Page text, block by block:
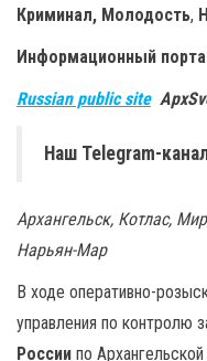
Криминал, Молодость,
Информационный
Russian public site
Наш Telegram-
Архангельск, Котлас,
Нарьян-Мар
В ходе оперативно-
управления по контролю
России по